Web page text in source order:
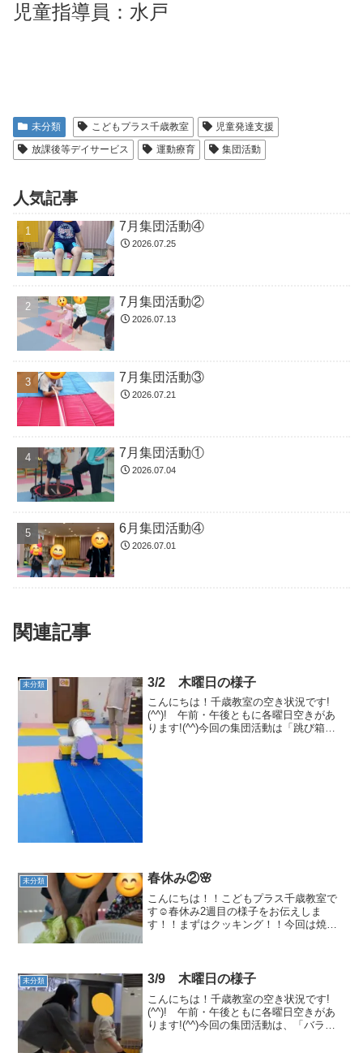
児童指導員：水戸
未分類 こどもプラス千歳教室
児童発達支援
放課後等デイサービス
運動療育 集団活動
人気記事
7月集団活動④
2026.07.25
7月集団活動②
2026.07.13
7月集団活動③
2026.07.21
7月集団活動①
2026.07.04
6月集団活動④
2026.07.01
関連記事
未分類 3/2 木曜日の様子
こんにちは！千歳教室の空き状況です!
(^^)! 午前・午後ともに各曜日空きがあ
ります!(^^)今回の集団活動は「跳び箱」
未分類 春休み②🌸
こんにちは！！こどもプラス千歳教室で
す☺️春休み2週目の様子をお伝えしま
す！！まずはクッキング！！今回は焼き
誕生日会とお楽しみ会を...
未分類 3/9 木曜日の様子
こんにちは！千歳教室の空き状況です!
(^^)! 午前・午後ともに各曜日空きがあ
ります!(^^)今回の集団活動は、「バラン